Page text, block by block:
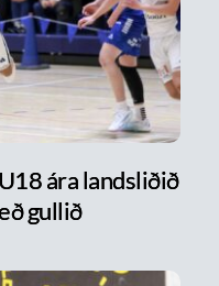
ára landsliðið
gullið